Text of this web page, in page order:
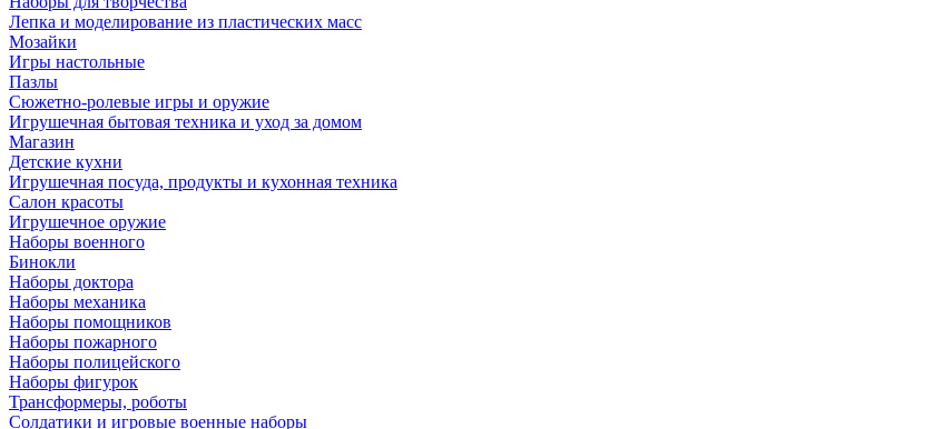
Лепка и моделирование из пластических масс
Мозайки
Игры настольные
Пазлы
Сюжетно-ролевые игры и оружие
Игрушечная бытовая техника и уход за домом
Магазин
Детские кухни
Игрушечная посуда, продукты и кухонная техника
Салон красоты
Игрушечное оружие
Наборы военного
Бинокли
Наборы доктора
Наборы механика
Наборы помощников
Наборы пожарного
Наборы полицейского
Наборы фигурок
Трансформеры, роботы
Солдатики и игровые военные наборы